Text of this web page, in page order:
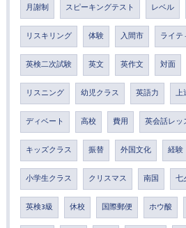
月謝制 スピーキングテスト レベル
リスキリング 体験 入間市 ライテ
英検二次試験 英文 英作文 対面
リスニング 幼児クラス 英語力 上
ディベート 高校 費用 英会話レッ
キッズクラス 振替 外国文化 経験
小学生クラス クリスマス 南国 七
英検3級 休校 国際郵便 ホウ酸